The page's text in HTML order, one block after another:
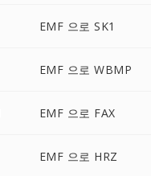
EMF 으로 SK1
EMF 으로 WBMP
EMF 으로 FAX
EMF 으로 HRZ